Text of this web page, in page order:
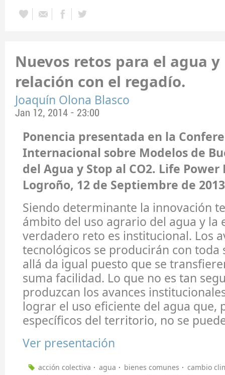
Nuevos retos para el agua
relación con el regadío.
Joaquín Olona Blasco
Jan 12, 2014 - 23:00
Ponencia presentada en la
Internacional sobre Modelos de
del Agua y Stop al CO2. Life Power
Logroño, 12 de Septiembre de
Siendo determinante la innovación
ámbito del uso agrario del agua y la
verdadero reto es institucional. Los
tecnológicos se producirán con toda
allá da igual puesto que se
suma facilidad. Lo que no es tan
produzcan los avances
lograr el uso eficiente del agua que,
específicos del territorio, no se
Ver presentación
acción colectiva agua bienes comunes
cambio